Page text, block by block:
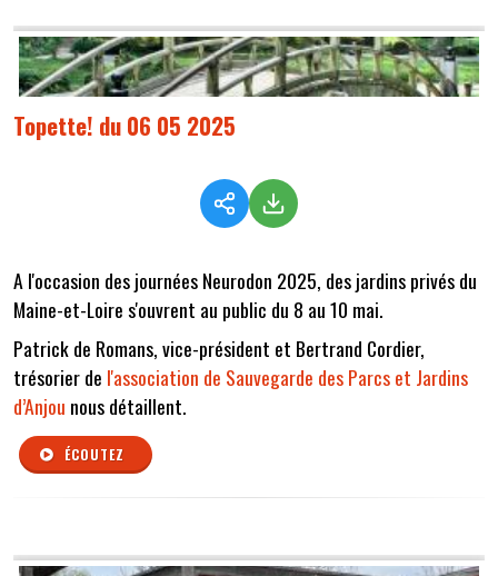
Topette! du 06 05 2025
A l'occasion des journées Neurodon 2025, des jardins privés du
Maine-et-Loire s'ouvrent au public du 8 au 10 mai.
Patrick de Romans, vice-président et Bertrand Cordier,
trésorier de l'association de Sauvegarde des Parcs et Jardins
d’Anjou nous détaillent.
ÉCOUTEZ